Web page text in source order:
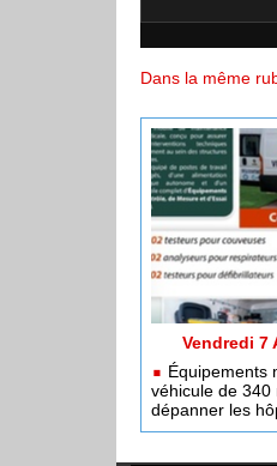
Dans la même
Vendredi 7
Équipements
véhicule de 340
dépanner les